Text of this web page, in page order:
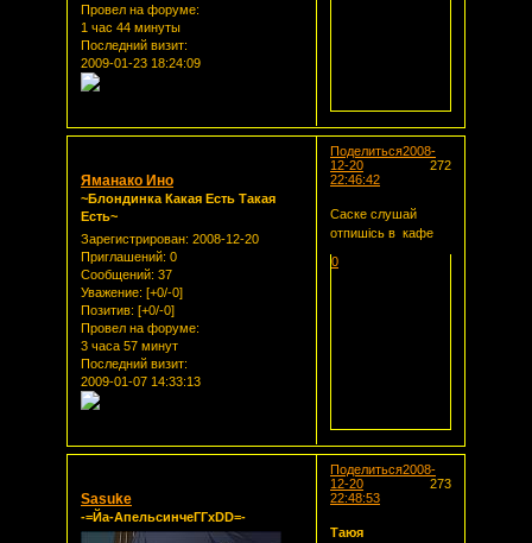
Провел на форуме:
1 час 44 минуты
Последний визит:
2009-01-23 18:24:09
Поделиться
272
2008-
12-20
22:46:42
Яманако Ино
~Блондинка Какая Есть Такая
Есть~
Зарегистрирован: 2008-12-20
Приглашений: 0
Сообщений: 37
Уважение: [+0/-0]
Позитив: [+0/-0]
Провел на форуме:
3 часа 57 минут
Последний визит:
2009-01-07 14:33:13
Саске слушай
отпишісь в кафе
0
Поделиться
273
2008-
12-20
22:48:53
Sasuke
-=Йа-АпельсинчеГГxDD=-
Таюя